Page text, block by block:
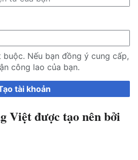
Nếu bạn đồng ý cung cấp,
công lao của bạn.
tài khoản
Việt được tạo nên bởi